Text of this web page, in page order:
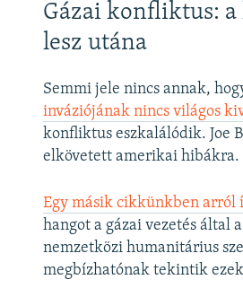
Gázai konfliktus:
lesz utána
Semmi jele nincs annak,
inváziójának nincs világos
konfliktus eszkalálódik. Joe
elkövetett amerikai hibákra.
Egy másik cikkünkben arról
hangot a gázai vezetés által
nemzetközi humanitárius
megbízhatónak tekintik